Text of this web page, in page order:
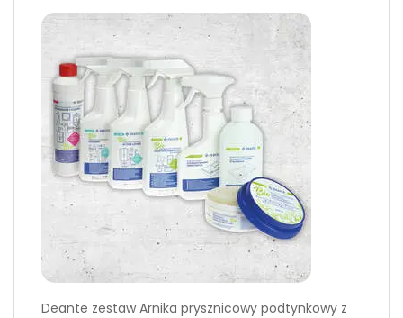
Deante zestaw Arnika prysznicowy podtynkowy z